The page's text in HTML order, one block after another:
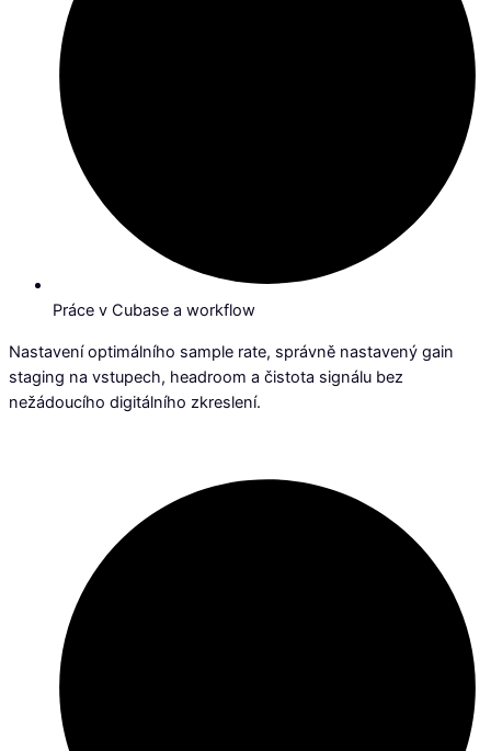
Práce v Cubase a workflow
Nastavení optimálního sample rate, správně nastavený gain
staging na vstupech, headroom a čistota signálu bez
nežádoucího digitálního zkreslení.